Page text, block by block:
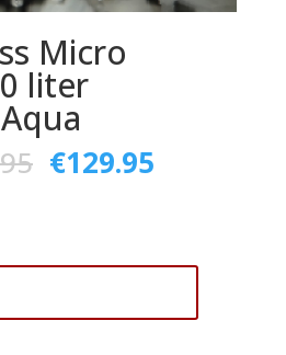
Micro
liter
€129.95